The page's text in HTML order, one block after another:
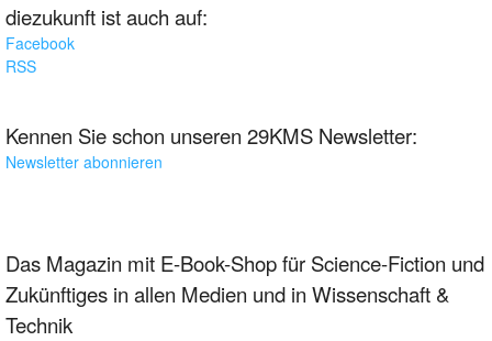
diezukunft ist auch auf:
Facebook
RSS
Kennen Sie schon unseren 29KMS Newsletter:
Newsletter abonnieren
Das Magazin mit E-Book-Shop für Science-Fiction und
Zukünftiges in allen Medien und in Wissenschaft &
Technik